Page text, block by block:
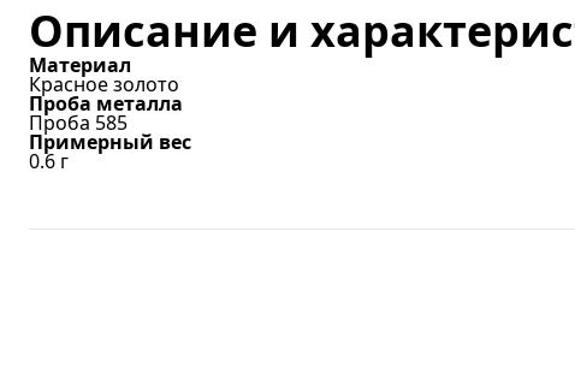
Описание и
Материал
Красное золото
Проба металла
Проба 585
Примерный вес
0.6 г